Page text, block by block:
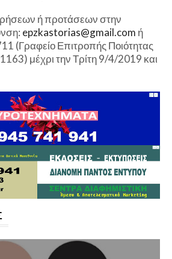
ή προτάσεων στην
epzkastorias@gmail.com ή
(Γραφείο Επιτροπής Ποιότητας
μέχρι την Τρίτη 9/4/2019 και